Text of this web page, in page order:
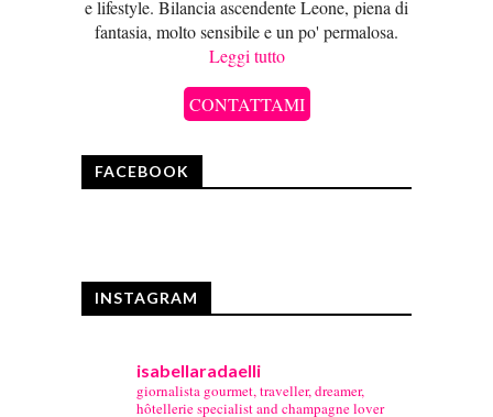
e lifestyle. Bilancia ascendente Leone, piena di
fantasia, molto sensibile e un po' permalosa.
Leggi tutto
CONTATTAMI
FACEBOOK
INSTAGRAM
isabellaradaelli
giornalista gourmet, traveller, dreamer,
hôtellerie specialist and champagne lover